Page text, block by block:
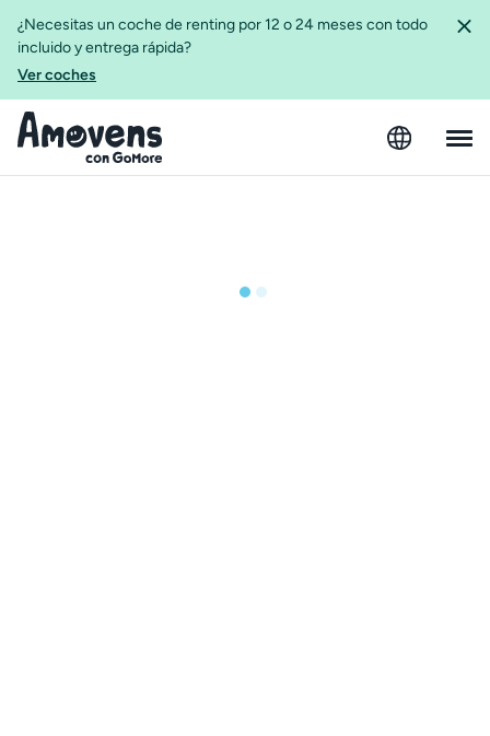
¿Necesitas un coche de renting por 12 o 24 meses con todo
incluido y entrega rápida?
Ver coches